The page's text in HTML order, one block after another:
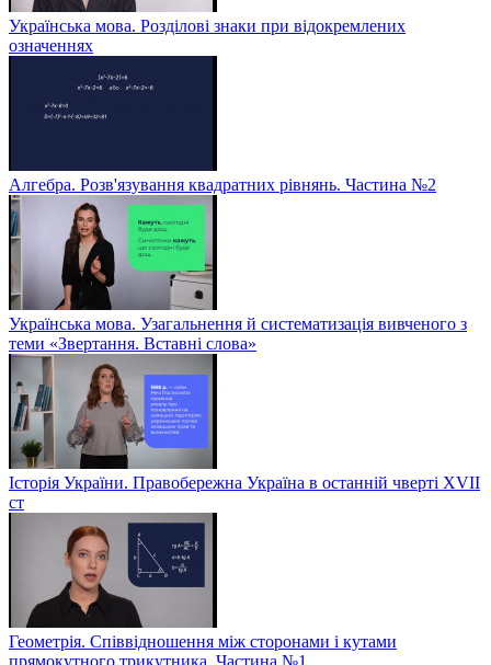
Українська мова. Розділові знаки при відокремлених
означеннях
Алгебра. Розв'язування квадратних рівнянь. Частина №2
Українська мова. Узагальнення й систематизація вивченого з
теми «Звертання. Вставні слова»
Історія України. Правобережна Україна в останній чверті XVII
ст
Геометрія. Співвідношення між сторонами і кутами
прямокутного трикутника. Частина №1